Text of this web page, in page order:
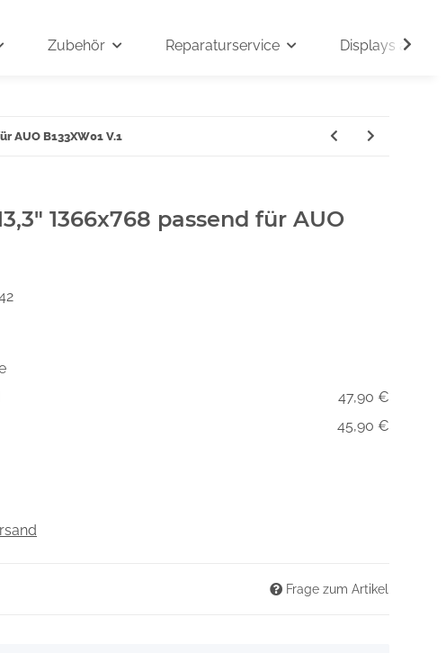
Zubehör Reparaturservice Displays auf
AUO B133XW01 V.1
1366x768 passend für AUO
47,90 €
45,90 €
Frage zum Artikel